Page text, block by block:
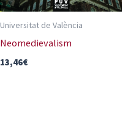
Universitat de València
Neomedievalism
13,46€